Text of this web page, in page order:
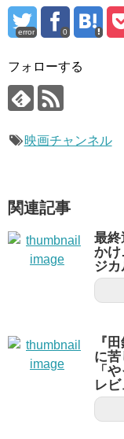
error 0
フォローする
映画チャンネル
関連記事
最終
か
ジ
『
に
「
レビ